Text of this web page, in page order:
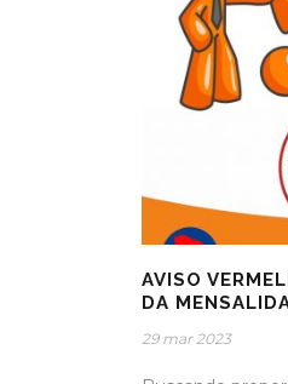
AVISO
DA
29 mar 2023